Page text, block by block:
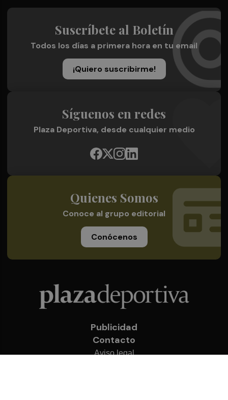
Suscríbete al Boletín
Todos los días a primera hora en tu email
¡Quiero suscribirme!
Síguenos en redes
Plaza Deportiva, desde cualquier medio
Quienes Somos
Conoce al grupo editorial
Conócenos
Publicidad
Contacto
Aviso legal